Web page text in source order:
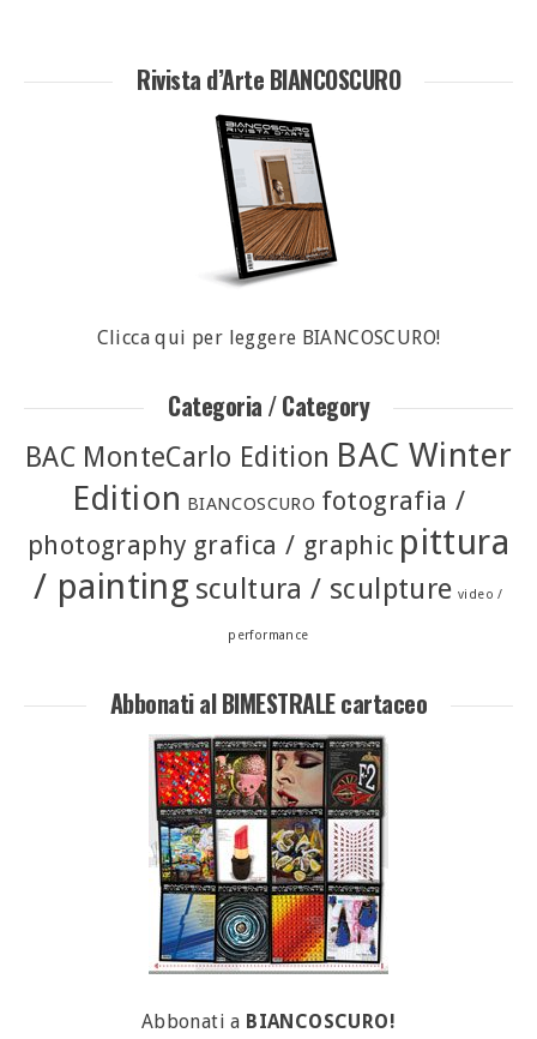
Rivista d’Arte BIANCOSCURO
Clicca qui per leggere BIANCOSCURO!
Categoria / Category
BAC MonteCarlo Edition BAC Winter
Edition BIANCOSCURO fotografia /
photography grafica / graphic pittura
/ painting scultura / sculpture video /
performance
Abbonati al BIMESTRALE cartaceo
Abbonati a BIANCOSCURO!